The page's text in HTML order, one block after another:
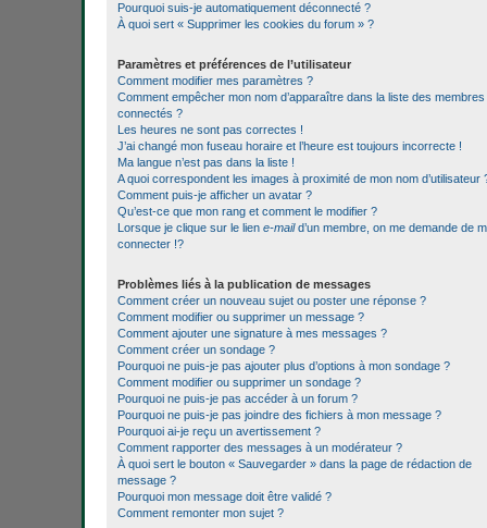
Pourquoi suis-je automatiquement déconnecté ?
À quoi sert « Supprimer les cookies du forum » ?
Paramètres et préférences de l’utilisateur
Comment modifier mes paramètres ?
Comment empêcher mon nom d’apparaître dans la liste des membres
connectés ?
Les heures ne sont pas correctes !
J’ai changé mon fuseau horaire et l’heure est toujours incorrecte !
Ma langue n’est pas dans la liste !
A quoi correspondent les images à proximité de mon nom d’utilisateur
Comment puis-je afficher un avatar ?
Qu’est-ce que mon rang et comment le modifier ?
Lorsque je clique sur le lien e-maild’un membre, on me demande de
connecter !?
Problèmes liés à la publication de messages
Comment créer un nouveau sujet ou poster une réponse ?
Comment modifier ou supprimer un message ?
Comment ajouter une signature à mes messages ?
Comment créer un sondage ?
Pourquoi ne puis-je pas ajouter plus d’options à mon sondage ?
Comment modifier ou supprimer un sondage ?
Pourquoi ne puis-je pas accéder à un forum ?
Pourquoi ne puis-je pas joindre des fichiers à mon message ?
Pourquoi ai-je reçu un avertissement ?
Comment rapporter des messages à un modérateur ?
À quoi sert le bouton « Sauvegarder » dans la page de rédaction de
message ?
Pourquoi mon message doit être validé ?
Comment remonter mon sujet ?